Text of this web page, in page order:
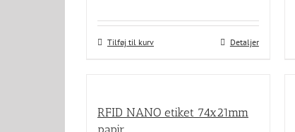
Tilføj til kurv Detaljer
RFID NANO etiket 74x21mm
papir